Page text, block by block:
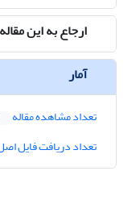
ارجاع به این مقاله
آمار
تعداد مشاهده مقاله
تعداد دریافت فایل